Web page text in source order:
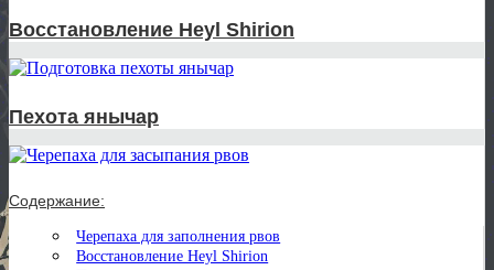
Восстановление Heyl Shirion
Пехота янычар
Содержание:
Черепаха для заполнения рвов
Восстановление Heyl Shirion